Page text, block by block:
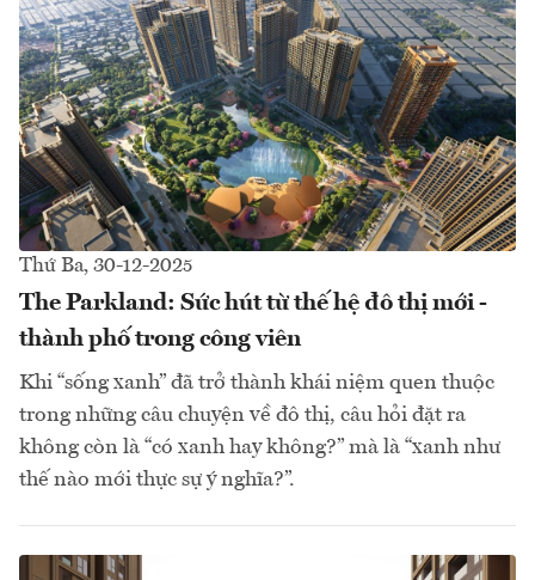
Thứ Ba, 30-12-2025
The Parkland: Sức hút từ thế hệ đô thị mới -
thành phố trong công viên
Khi “sống xanh” đã trở thành khái niệm quen thuộc
trong những câu chuyện về đô thị, câu hỏi đặt ra
không còn là “có xanh hay không?” mà là “xanh như
thế nào mới thực sự ý nghĩa?”.